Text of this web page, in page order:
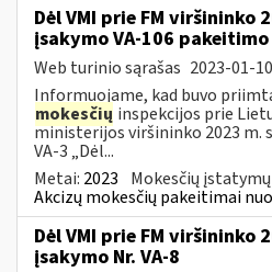
Dėl VMI prie FM viršininko
įsakymo VA-106 pakeitimo
Web turinio sąrašas 2023-01-10
Informuojame, kad buvo
mokesčių inspekcijos prie
ministerijos viršininko 2023 m.
VA-3 „Dėl...
Metai: 2023 Mokesčių
Akcizų mokesčių pakeitimai
Dėl VMI prie FM viršininko
įsakymo Nr. VA-8